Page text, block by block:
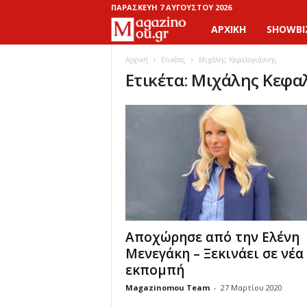
ΠΑΡΑΣΚΕΥΉ 7 ΑΥΓΟΎΣΤΟΥ 2026
a
g
a
z
i
n
o
ΑΡΧΙΚΉ
Αρχική Ετικέτες Μιχάλης Κεφαλογιάννης
Ετικέτα: Μιχάλης
Αποχώρησε από την Ελένη
Μενεγάκη – Ξεκινάει σε νέα
εκπομπή
Magazinomou Team - 27 Μαρτίου 2020